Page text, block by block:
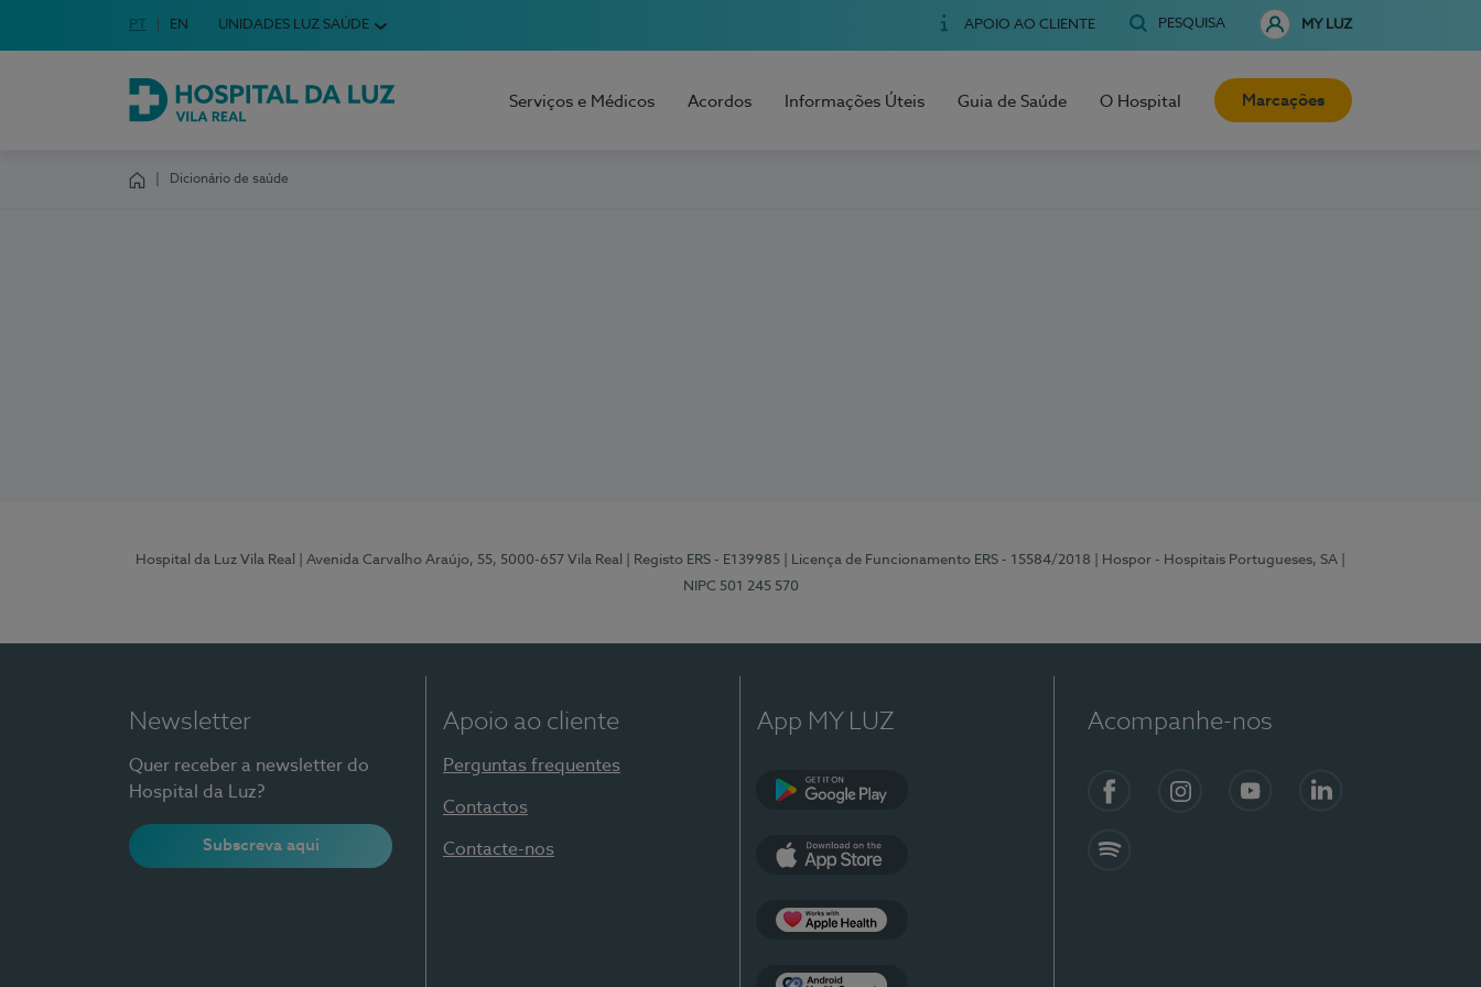
Escolha o seu idioma
Idioma em Português
PT English Language
EN UNIDADES LUZ SAÚDE APOIO AO CLIENTE PESQUISA MY LUZ
Hospital da Luz Vila Real
Serviços e Médicos Acordos Informações Úteis Guia de Saúde O Hospital Marcações
Dicionário de saúde
Hospital da Luz Vila Real | Avenida Carvalho Araújo, 55, 5000-657 Vila Real | Registo ERS - E139985 | Licença de Funcionamento ERS - 15584/2018 | Hospor - Hospitais Portugueses, SA
NIPC 501 245 570
Newsletter
Quer receber a newsletter do
Hospital da Luz?
Subscreva aqui
Apoio ao cliente
Perguntas frequentes
Contactos
Contacte-nos
App MY LUZ Acompanhe-nos